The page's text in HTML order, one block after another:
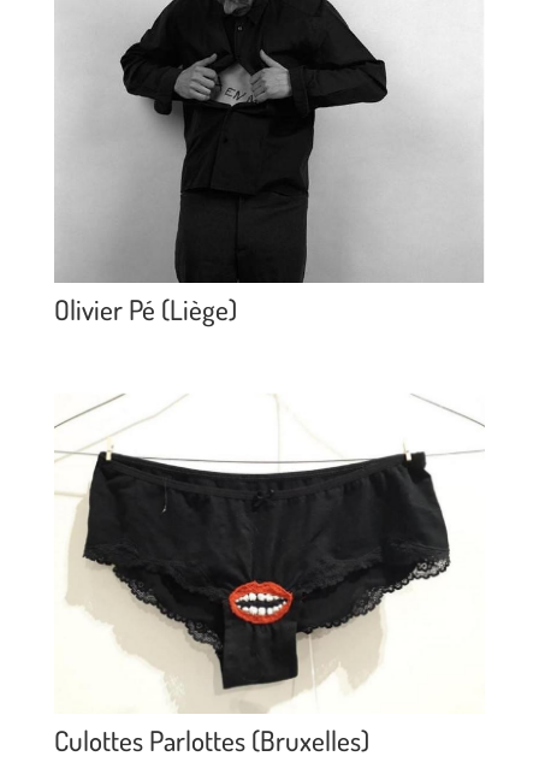
Olivier Pé (Liège)
Culottes Parlottes (Bruxelles)